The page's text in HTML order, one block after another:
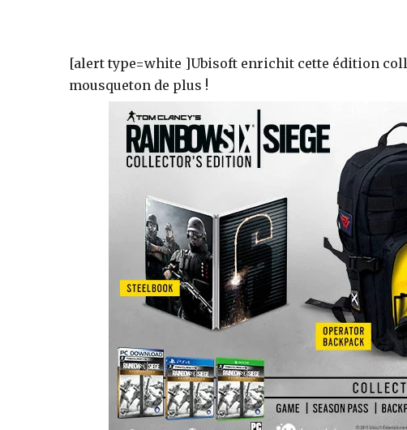
vidéo,
films,
tv,
figurines,
[alert type=white ]Ubisoft enrichit cette édition
mousqueton de plus !